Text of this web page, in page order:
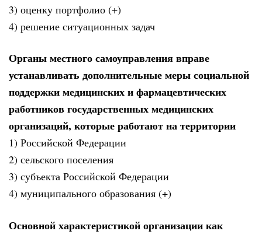
3) оценку портфолио (+)
4) решение ситуационных задач
Органы местного самоуправления вправе
устанавливать дополнительные меры социальной
поддержки медицинских и фармацевтических
работников государственных медицинских
организаций, которые работают на территории
1) Российской Федерации
2) сельского поселения
3) субъекта Российской Федерации
4) муниципального образования (+)
Основной характеристикой организации как